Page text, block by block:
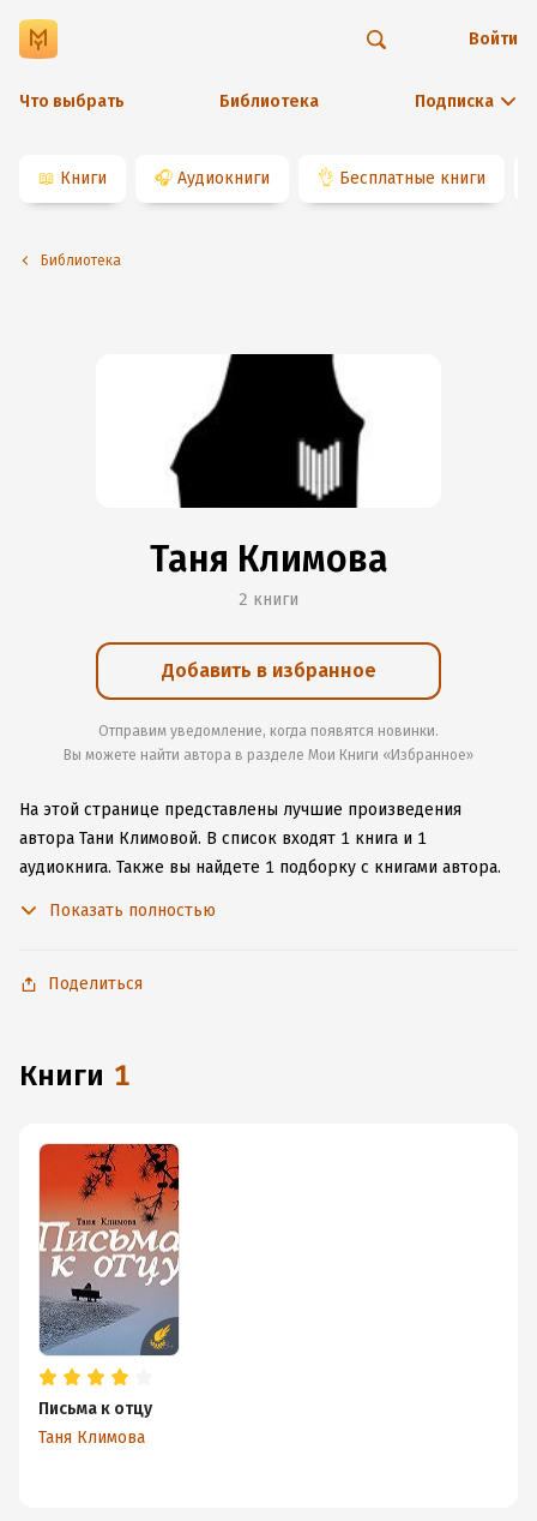
Что выбрать Библиотека Подписка
Войти
📖 Книги 🎧 Аудиокниги 👌 Бесплатные книги
Библиотека
Таня Климова
2 книги
Добавить в избранное
Отправим уведомление, когда появятся новинки.
Вы можете найти автора в разделе Мои Книги «Избранное»
На этой странице представлены лучшие произведения
автора Тани Климовой. В список входят 1 книга и 1
аудиокнига. Также вы найдете 1 подборку с книгами автора.
Android, чтобы не расставаться с любимыми произведениями
Показать полностью
Поделиться
книги 1
Письма к отцу
Таня Климова